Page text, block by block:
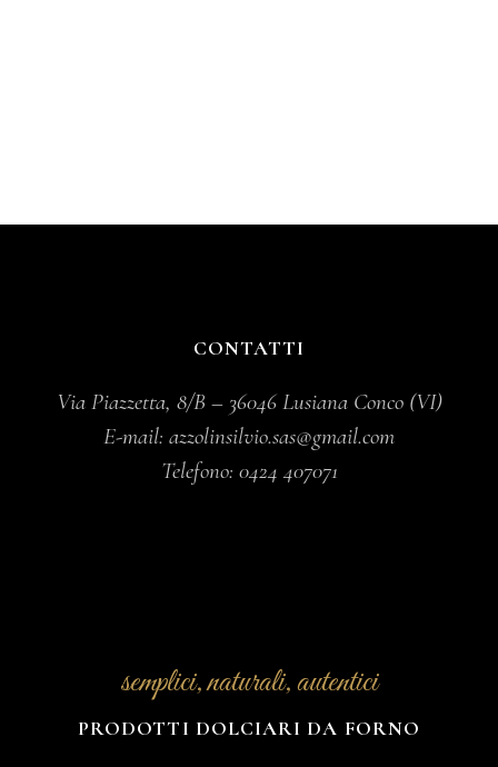
CONTATTI
Via Piazzetta, 8/B – 36046 Lusiana Conco (VI)
E-mail: azzolinsilvio.sas@gmail.com
Telefono: 0424 407071
semplici, naturali, autentici
PRODOTTI DOLCIARI DA FORNO